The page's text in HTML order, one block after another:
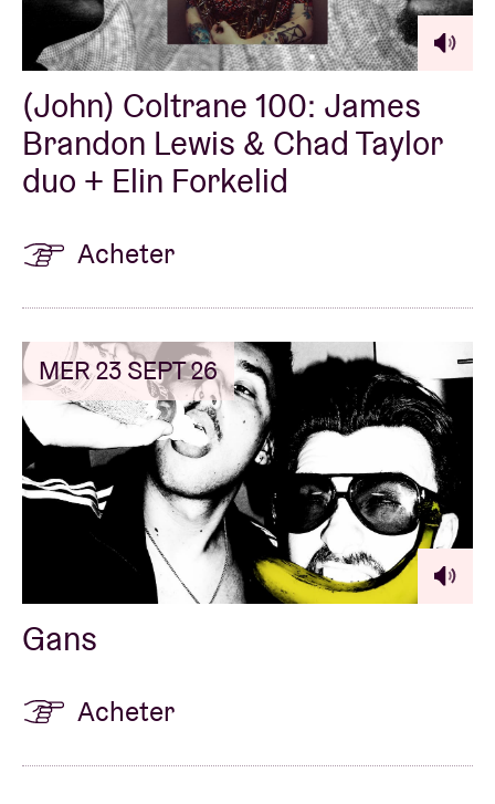
(John) Coltrane 100: James
Brandon Lewis & Chad Taylor
duo + Elin Forkelid
Acheter
MER 23 SEPT 26
Gans
Acheter